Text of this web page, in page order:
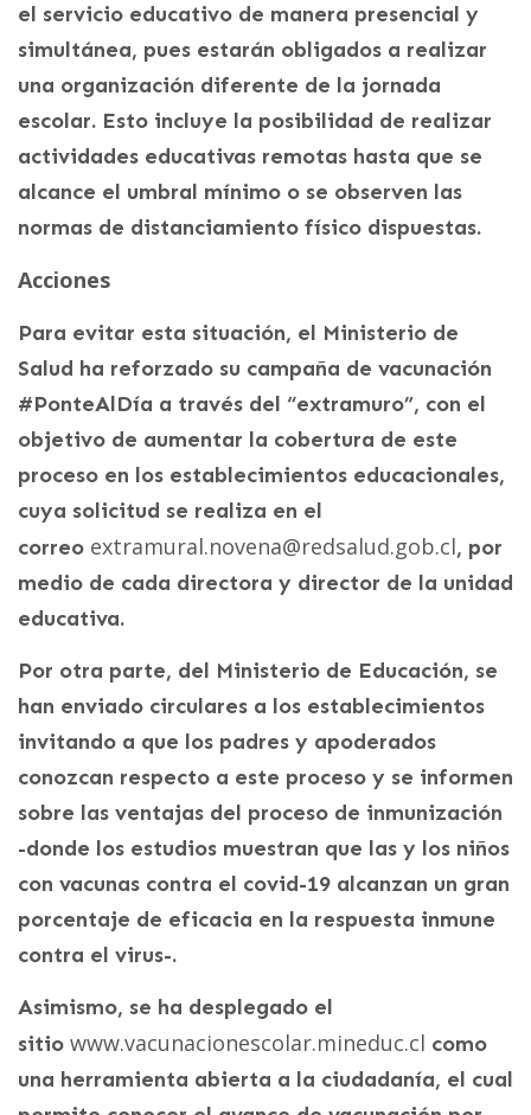
el servicio educativo de manera presencial y
simultánea, pues estarán obligados a realizar
una organización diferente de la jornada
escolar. Esto incluye la posibilidad de realizar
actividades educativas remotas hasta que se
alcance el umbral mínimo o se observen las
normas de distanciamiento físico dispuestas.
Acciones
Para evitar esta situación, el Ministerio de
Salud ha reforzado su campaña de vacunación
#PonteAlDía a través del “extramuro”, con el
objetivo de aumentar la cobertura de este
proceso en los establecimientos educacionales,
cuya solicitud se realiza en el
correo extramural.novena@redsalud.gob.cl, por
medio de cada directora y director de la unidad
educativa.
Por otra parte, del Ministerio de Educación, se
han enviado circulares a los establecimientos
invitando a que los padres y apoderados
conozcan respecto a este proceso y se informen
sobre las ventajas del proceso de inmunización
-donde los estudios muestran que las y los niños
con vacunas contra el covid-19 alcanzan un gran
porcentaje de eficacia en la respuesta inmune
contra el virus-.
Asimismo, se ha desplegado el
sitio www.vacunacionescolar.mineduc.cl como
una herramienta abierta a la ciudadanía, el cual